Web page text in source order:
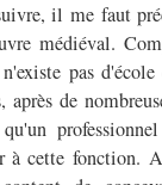
il me faut
médiéval.
pas d'école
de
à cette fonction.